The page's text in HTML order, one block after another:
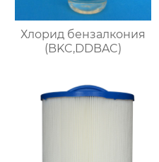
Хлорид бензалкония
(BKC,DDBAC)